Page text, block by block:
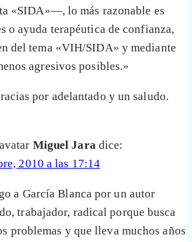
«SIDA»—, lo más razonable es
o ayuda terapéutica de confianza,
del tema «VIH/SIDA» y mediante
agresivos posibles.»
por adelantado y un saludo.
Miguel Jara dice:
2010 a las 17:14
a García Blanca por un autor
trabajador, radical porque busca
problemas y que lleva muchos años